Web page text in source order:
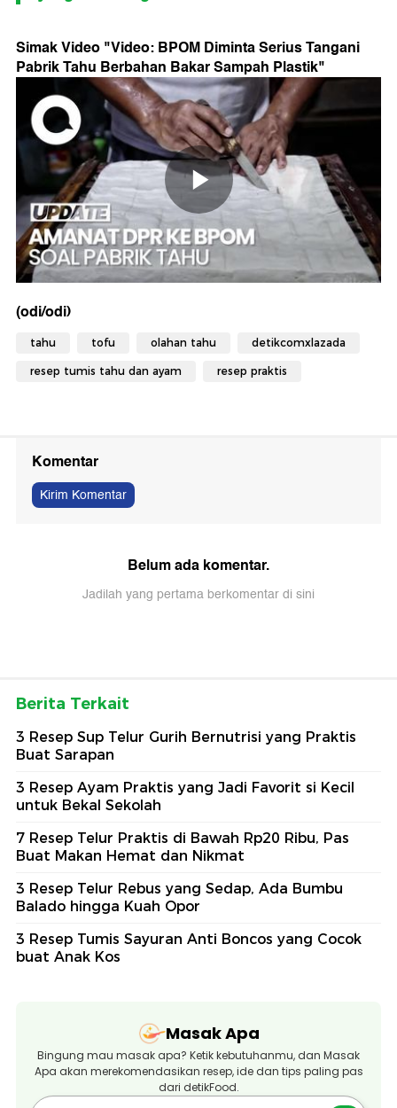
Simak Video "Video: BPOM Diminta Serius Tangani
Pabrik Tahu Berbahan Bakar Sampah Plastik"
(odi/odi)
tahu tofu olahan tahu detikcomxlazada
resep tumis tahu dan ayam resep praktis
Komentar
Kirim Komentar
Belum ada komentar.
Jadilah yang pertama berkomentar di sini
Berita Terkait
3 Resep Sup Telur Gurih Bernutrisi yang Praktis
Buat Sarapan
3 Resep Ayam Praktis yang Jadi Favorit si Kecil
untuk Bekal Sekolah
7 Resep Telur Praktis di Bawah Rp20 Ribu, Pas
Buat Makan Hemat dan Nikmat
3 Resep Telur Rebus yang Sedap, Ada Bumbu
Balado hingga Kuah Opor
3 Resep Tumis Sayuran Anti Boncos yang Cocok
buat Anak Kos
Masak Apa
Bingung mau masak apa? Ketik kebutuhanmu, dan Masak
Apa akan merekomendasikan resep, ide dan tips paling pas
dari detikFood.